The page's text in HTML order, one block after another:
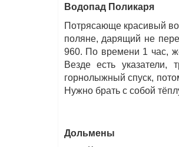
Водопад Поликаря
Потрясающе красивый
поляне, дарящий не
960. По времени 1 час,
Везде есть
горнолыжный спуск,
Нужно брать с собой
Дольмены